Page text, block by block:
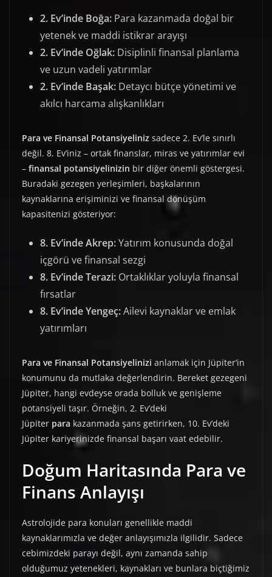
2. Ev’inde Boğa: Para kazanmada doğal bir
yetenek ve maddi istikrar arayışı
2. Ev’inde Oğlak: Disiplinli finansal planlama
ve uzun vadeli yatırımlar
2. Ev’inde Başak: Detaycı bütçe yönetimi ve
akılcı harcama alışkanlıkları
Para ve Finansal Potansiyeliniz sadece 2. Ev’le sınırlı
değil. 8. Ev’iniz – ortak finanslar, miras ve yatırımlar evi
– finansal potansiyelinizin bir diğer önemli göstergesi.
Buradaki gezegen yerleşimleri, başkalarının
kaynaklarına erişiminizi ve finansal dönüşüm
kapasitenizi gösteriyor:
8. Ev’inde Akrep:Yatırım konusunda doğal
içgörü ve finansal sezgi
8. Ev’inde Terazi: Ortaklıklar yoluyla finansal
fırsatlar
8. Ev’inde Yengeç:Ailevi kaynaklar ve emlak
yatırımları
Para ve Finansal Potansiyelinizi anlamak için Jüpiter’in
konumunu da mutlaka değerlendirin. Bereket gezegeni
Jüpiter, hangi evdeyse orada bolluk ve genişleme
potansiyeli taşır. Örneğin, 2. Ev’deki
Jüpiter para kazanmada şans getirirken, 10. Ev’deki
Jüpiter kariyerinizde finansal başarı vaat edebilir.
Doğum Haritasında Para ve
Finans Anlayışı
Astrolojide para konuları genellikle maddi
kaynaklarımızla ve değer anlayışımızla ilgilidir. Sadece
cebimizdeki parayı değil, aynı zamanda sahip
olduğumuz yetenekleri, kaynakları ve bunlara biçtiğimiz